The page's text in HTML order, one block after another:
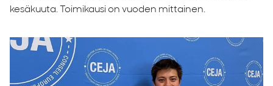
kesäkuuta. Toimikausi on vuoden mittainen.